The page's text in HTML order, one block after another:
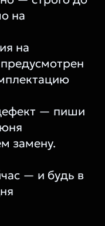
на
на
— пиши
замену.
— и будь в